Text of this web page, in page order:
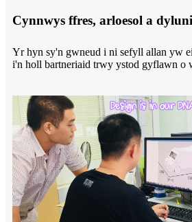
Cynnwys ffres, arloesol a
Yr hyn sy'n gwneud i ni sefyll allan yw
i'n holl bartneriaid trwy ystod gyflawn o